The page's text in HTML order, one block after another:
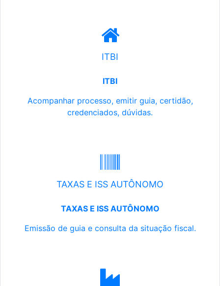
ITBI
ITBI
Acompanhar processo, emitir guia, certidão,
credenciados, dúvidas.
TAXAS E ISS AUTÔNOMO
TAXAS E ISS AUTÔNOMO
Emissão de guia e consulta da situação fiscal.